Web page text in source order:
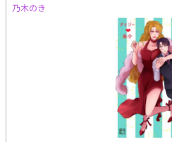
乃木のき